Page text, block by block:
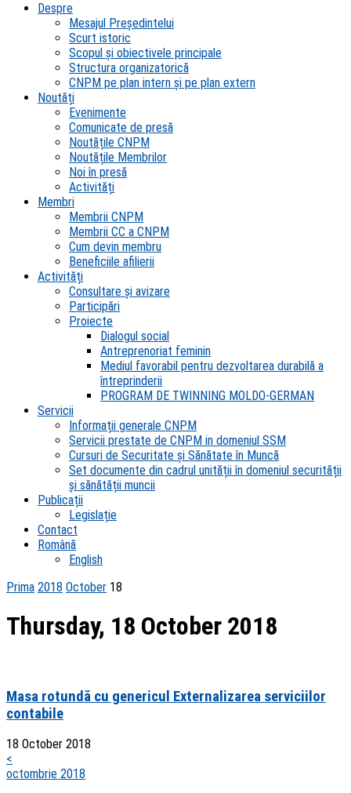
Despre
Mesajul Președintelui
Scurt istoric
Scopul şi obiectivele principale
Structura organizatorică
CNPM pe plan intern şi pe plan extern
Noutăți
Evenimente
Comunicate de presă
Noutățile CNPM
Noutățile Membrilor
Noi în presă
Activități
Membri
Membrii CNPM
Membrii CC a CNPM
Cum devin membru
Beneficiile afilierii
Activități
Consultare și avizare
Participări
Proiecte
Dialogul social
Antreprenoriat feminin
Mediul favorabil pentru dezvoltarea durabilă a
întreprinderii
PROGRAM DE TWINNING MOLDO-GERMAN
Servicii
Informații generale CNPM
Servicii prestate de CNPM in domeniul SSM
Cursuri de Securitate și Sănătate în Muncă
Set documente din cadrul unității în domeniul securității
și sănătății muncii
Publicații
Legislație
Contact
Română
English
Prima 2018 October 18
Thursday, 18 October 2018
Masa rotundă cu genericul Externalizarea serviciilor
contabile
18 October 2018
<
octombrie 2018